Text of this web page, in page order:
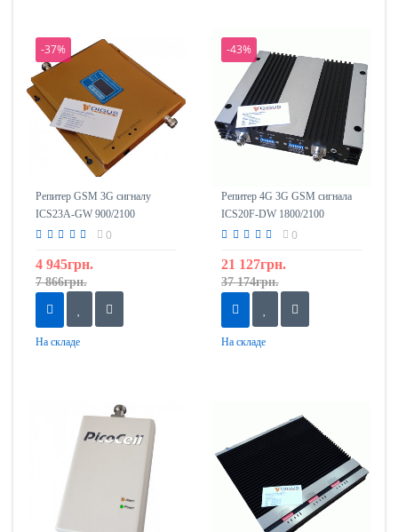
-37%
Репитер GSM 3G сигналу
ICS23A-GW 900/2100
0
4 945грн.
7 866грн.
На складе
-43%
Репитер 4G 3G GSM сигнала
ICS20F-DW 1800/2100
0
21 127грн.
37 174грн.
На складе